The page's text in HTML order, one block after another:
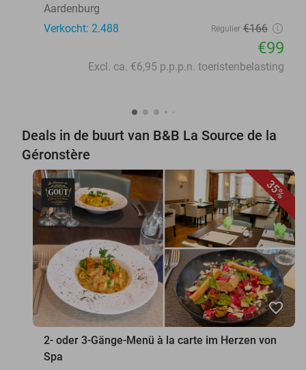
Aardenburg
Verkocht: 2.488
Regulier €166
€99
Excl. ca. €6,95 p.p.p.n. toeristenbelasting
Deals in de buurt van B&B La Source de la
Géronstère
35%
favorite_border
2- oder 3-Gänge-Menü à la carte im Herzen von
Spa